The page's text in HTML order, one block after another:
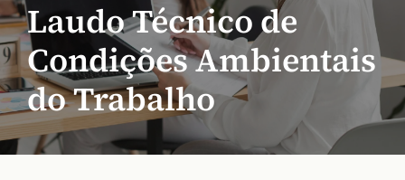
Laudo Técnico de
Condições Ambientais
do Trabalho